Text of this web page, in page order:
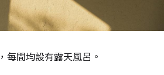
每間均設有露天風呂。